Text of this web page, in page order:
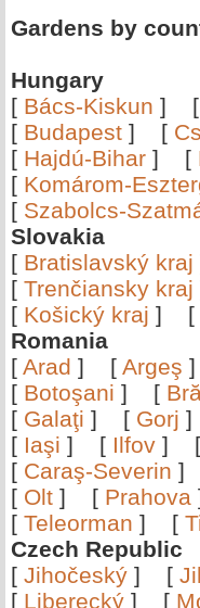
Gardens by
Hungary
[ Bács-Kiskun ] [
[ Budapest ] [
[ Hajdú-Bihar ] [
[ Komárom-
[ Szabolcs-
Slovakia
[ Bratislavský kraj
[ Trenčiansky kraj
[ Košický kraj ] [
Romania
[ Arad ] [ Argeş
[ Botoşani ] [
[ Galaţi ] [ Gorj ]
[ Iaşi ] [ Ilfov ] [
[ Caraş-Severin ]
[ Olt ] [ Prahova
[ Teleorman ] [
Czech Republic
[ Jihočeský ] [
[ Liberecký ] [